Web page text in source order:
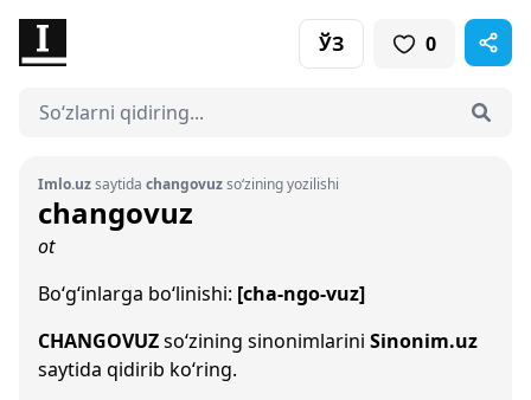
ЎЗ 0
Imlo.uzsaytida changovuzso‘zining yozilishi
changovuz
ot
Bo‘g‘inlarga bo‘linishi: [cha-ngo-vuz]
CHANGOVUZso‘zining sinonimlarini Sinonim.uz
saytida qidirib ko‘ring.